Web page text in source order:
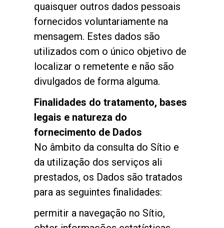
quaisquer outros dados pessoais
fornecidos voluntariamente na
mensagem. Estes dados são
utilizados com o único objetivo de
localizar o remetente e não são
divulgados de forma alguma.
Finalidades do tratamento, bases
legais e natureza do
fornecimento de Dados
No âmbito da consulta do Sítio e
da utilização dos serviços ali
prestados, os Dados são tratados
para as seguintes finalidades:
permitir a navegação no Sítio,